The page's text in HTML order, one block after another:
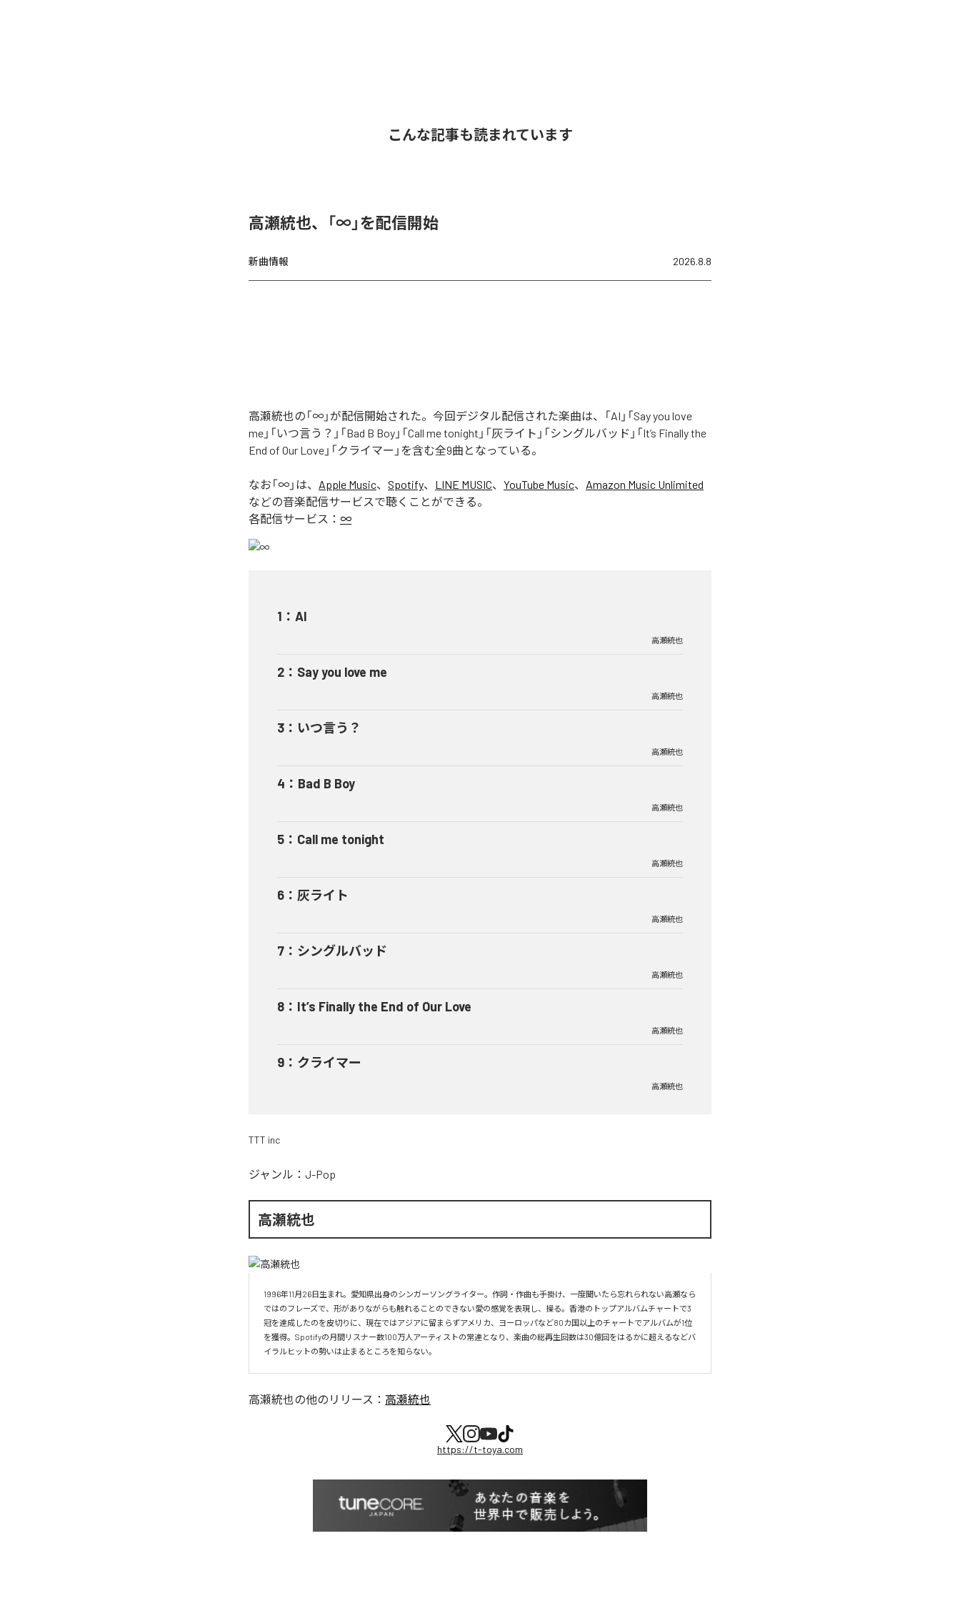
こんな記事も読まれています
高瀬統也、「∞」を配信開始
新曲情報 2026.8.8
高瀬統也の「∞」が配信開始された。今回デジタル配信された楽曲は、「AI」「Say you love
me」「いつ言う？」「Bad B Boy」「Call me tonight」「灰ライト」「シングルバッド」「It’s Finally the
End of Our Love」「クライマー」を含む全9曲となっている。
なお「∞ 」は、 Apple Music、 Spotify、 LINE MUSIC、 YouTube Music、 Amazon Music Unlimited
などの音楽配信サービスで聴くことができる。
各配信サービス： ∞
1 ： AI
高瀬統也
2 ： Say you love me
高瀬統也
3 ： いつ言う？
高瀬統也
4 ： Bad B Boy
高瀬統也
5 ： Call me tonight
高瀬統也
6 ： 灰ライト
高瀬統也
7 ： シングルバッド
高瀬統也
8 ： It’s Finally the End of Our Love
高瀬統也
9 ： クライマー
高瀬統也
TTT inc
ジャンル： J-Pop
高瀬統也
1996年11月26日生まれ。愛知県出身のシンガーソングライター。作詞・作曲も手掛け、一度聞いたら忘れられない高瀬なら
ではのフレーズで、形がありながらも触れることのできない愛の感覚を表現し、操る。香港のトップアルバムチャートで3
冠を達成したのを皮切りに、現在ではアジアに留まらずアメリカ、ヨーロッパなど80カ国以上のチャートでアルバムが1位
を獲得。Spotifyの月間リスナー数100万人アーティストの常連となり、楽曲の総再生回数は30億回をはるかに超えるなどバ
イラルヒットの勢いは止まるところを知らない。
高瀬統也の他のリリース： 高瀬統也
https://t-toya.com